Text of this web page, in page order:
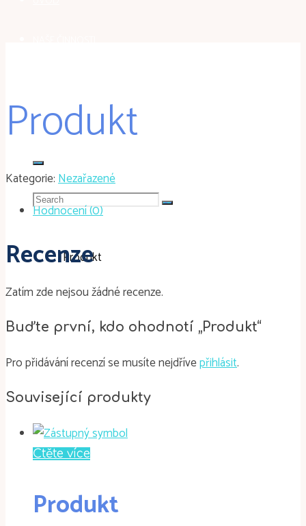
KONTAKT
Search
Home
NezařazenéProdukt
Produkt
Kategorie:Nezařazené
Hodnocení (0)
Recenze
Zatím zde nejsou žádné recenze.
Buďte první, kdo ohodnotí „Produkt“
Pro přidávání recenzí se musíte nejdřívepřihlásit.
Související produkty
Čtěte více
Produkt